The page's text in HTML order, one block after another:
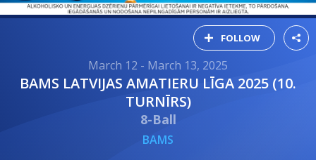
FOLLOW
March 12 - March 13, 2025
BAMS LATVIJAS AMATIERU LĪGA 2025 (10.
TURNĪRS)
8-Ball
BAMS